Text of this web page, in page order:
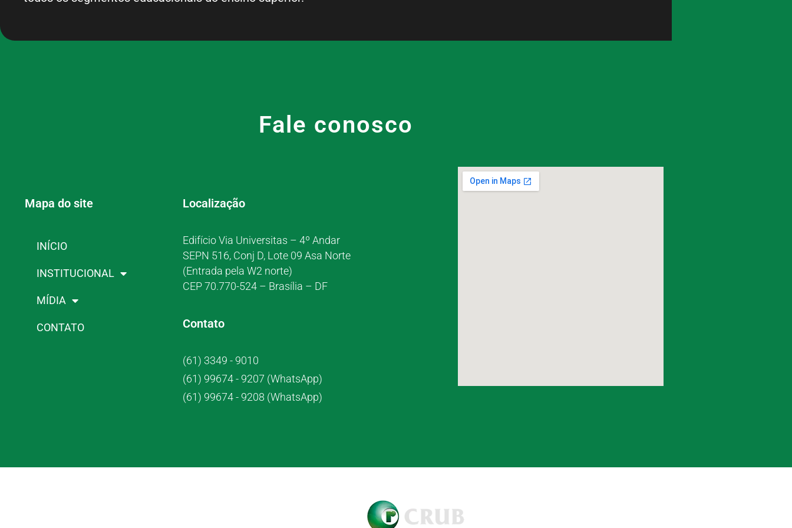
Fale conosco
Mapa do site
INÍCIO
INSTITUCIONAL
MÍDIA
CONTATO
Localização
Edifício Via Universitas – 4º Andar
SEPN 516, Conj D, Lote 09 Asa Norte
(Entrada pela W2 norte)
CEP 70.770-524 – Brasília – DF
Contato
(61) 3349 - 9010
(61) 99674 - 9207 (WhatsApp)
(61) 99674 - 9208 (WhatsApp)